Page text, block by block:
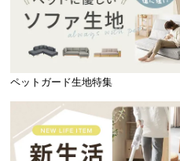
ペットガード生地特集